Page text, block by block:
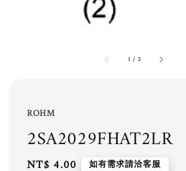
1 / 2
ROHM
2SA2029FHAT2LR
Regular
NT$ 4.00 如有需求請洽客服